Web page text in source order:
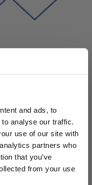
and ads, to
analyse our traffic.
use of our site with
partners who
that you’ve
from your use
×
is een
vereist, u kunt
Excl. btw
Incl. btw
to stay
and
on your next
from
😀